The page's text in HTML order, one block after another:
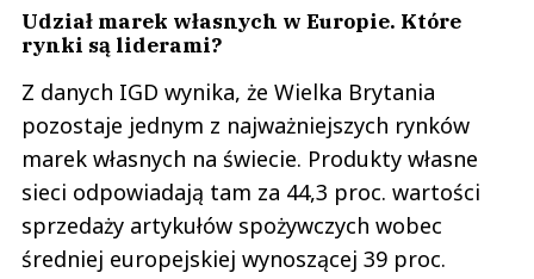
Udział marek własnych w Europie. Które
rynki są liderami?
Z danych IGD wynika, że Wielka Brytania
pozostaje jednym z najważniejszych rynków
marek własnych na świecie. Produkty własne
sieci odpowiadają tam za 44,3 proc. wartości
sprzedaży artykułów spożywczych wobec
średniej europejskiej wynoszącej 39 proc.